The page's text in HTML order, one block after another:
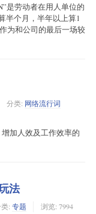
是劳动者在用人单位的
半个月，半年以上算1
为和公司的最后一场较
分类: 网络流行词
加人效及工作效率的
法
: 专题
浏览: 7994